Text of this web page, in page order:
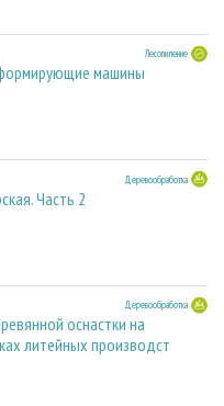
Лесопиление
машины
Деревообработка
Часть 2
Деревообработка
оснастки на
литейных производст